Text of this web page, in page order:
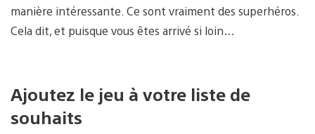
manière intéressante. Ce sont vraiment des superhéros.
Cela dit, et puisque vous êtes arrivé si loin…
Ajoutez le jeu à votre liste de
souhaits